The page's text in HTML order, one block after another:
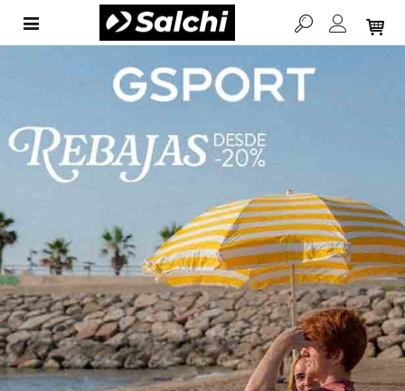
NUEVA ORBEA ORCA
AERO
más rápida, más estable y preparada para el futuro
CONÓCELA